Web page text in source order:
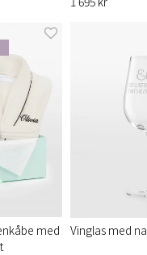
med
Vinglas med